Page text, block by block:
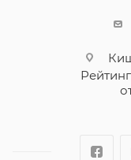
Рейтинг